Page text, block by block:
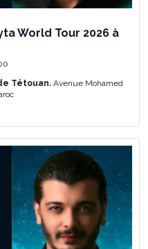
World Tour 2026 à
Tétouan. Avenue Mohamed